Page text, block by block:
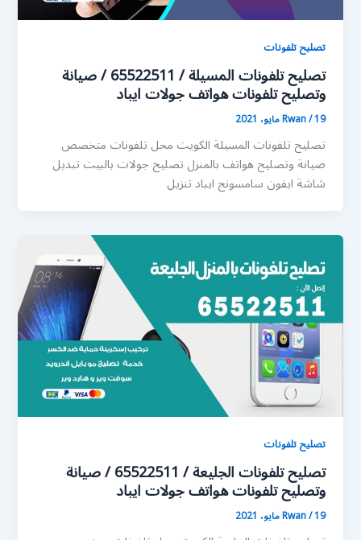
تصليح تلفونات
تصليح تلفونات المسيلة / 65522511 / صيانة
وتصليح تلفونات هواتف جولات ايباد
Rwan/19 مايو، 2021
تصليح تلفونات المسيلة الكويت محل تلفونات متخصص
صيانة وتصليح هواتف بالمنزل تصليح جولات بالبيت تبديل
شاشة ايفون سامسونج ايباد تنزيل
تصليح تلفونات
تصليح تلفونات الجليعة / 65522511 / صيانة
وتصليح تلفونات هواتف جولات ايباد
Rwan/19 مايو، 2021